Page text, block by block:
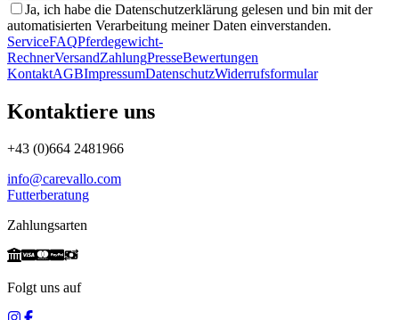
Ja, ich habe die Datenschutzerklärung gelesen und bin mit der
automatisierten Verarbeitung meiner Daten einverstanden.
ServiceFAQPferdegewicht-
RechnerVersandZahlungPresseBewertungen
KontaktAGBImpressumDatenschutzWiderrufsformular
Kontaktiere uns
+43 (0)664 2481966
info@carevallo.com
Futterberatung
Zahlungsarten
Folgt uns auf